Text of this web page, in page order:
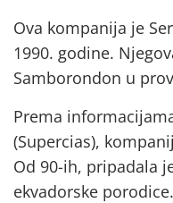
Ova kompanija je
1990. godine.
Samborondon u
Prema
(Supercias),
Od 90-ih, pripadala
ekvadorske porodice.